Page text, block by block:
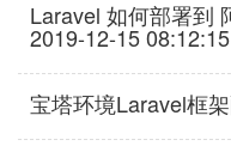
Laravel 如何部署到
2019-12-15 08:12:15
宝塔环境Laravel框